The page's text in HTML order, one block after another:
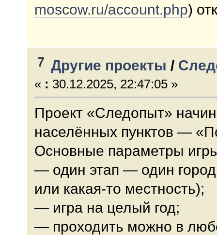
moscow.ru/account.php)
7 Другие проекты /
« : 30.12.2025, 22:47:05 »
Проект «Следопыт»
населённых пунктов —
Основные параметры
— один этап — один город
или какая-то местность);
— игра на целый год;
— проходить можно в